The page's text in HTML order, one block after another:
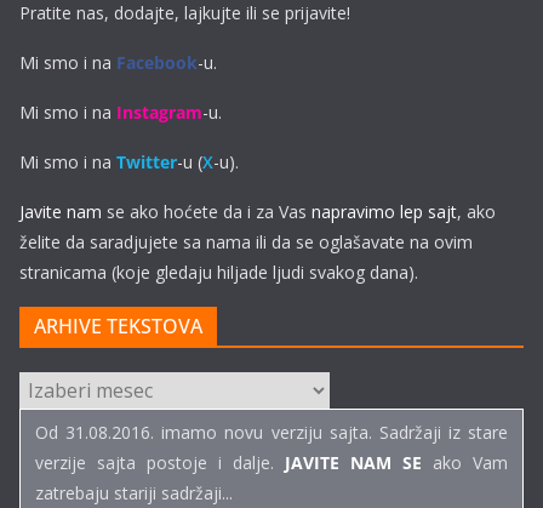
Pratite nas, dodajte, lajkujte ili se prijavite!
Mi smo i na Facebook-u.
Mi smo i na Instagram-u.
Mi smo i na Twitter-u (X-u).
Javite nam se ako hoćete da i za Vas napravimo lep sajt, ako
želite da saradjujete sa nama ili da se oglašavate na ovim
stranicama (koje gledaju hiljade ljudi svakog dana).
ARHIVE TEKSTOVA
ARHIVE
TEKSTOVA
Od 31.08.2016. imamo novu verziju sajta. Sadržaji iz stare
verzije sajta postoje i dalje. JAVITE NAM SE ako Vam
zatrebaju stariji sadržaji...